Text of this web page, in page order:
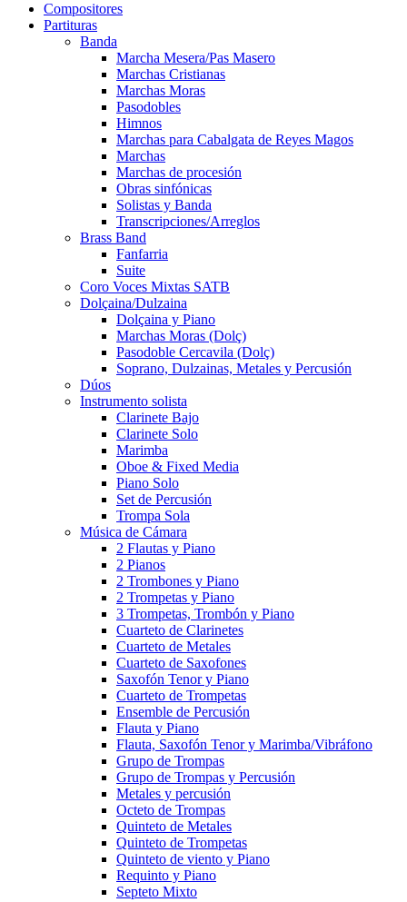
Compositores
Partituras
Banda
Marcha Mesera/Pas Masero
Marchas Cristianas
Marchas Moras
Pasodobles
Himnos
Marchas para Cabalgata de Reyes Magos
Marchas
Marchas de procesión
Obras sinfónicas
Solistas y Banda
Transcripciones/Arreglos
Brass Band
Fanfarria
Suite
Coro Voces Mixtas SATB
Dolçaina/Dulzaina
Dolçaina y Piano
Marchas Moras (Dolç)
Pasodoble Cercavila (Dolç)
Soprano, Dulzainas, Metales y Percusión
Dúos
Instrumento solista
Clarinete Bajo
Clarinete Solo
Marimba
Oboe & Fixed Media
Piano Solo
Set de Percusión
Trompa Sola
Música de Cámara
2 Flautas y Piano
2 Pianos
2 Trombones y Piano
2 Trompetas y Piano
3 Trompetas, Trombón y Piano
Cuarteto de Clarinetes
Cuarteto de Metales
Cuarteto de Saxofones
Saxofón Tenor y Piano
Cuarteto de Trompetas
Ensemble de Percusión
Flauta y Piano
Flauta, Saxofón Tenor y Marimba/Vibráfono
Grupo de Trompas
Grupo de Trompas y Percusión
Metales y percusión
Octeto de Trompas
Quinteto de Metales
Quinteto de Trompetas
Quinteto de viento y Piano
Requinto y Piano
Septeto Mixto